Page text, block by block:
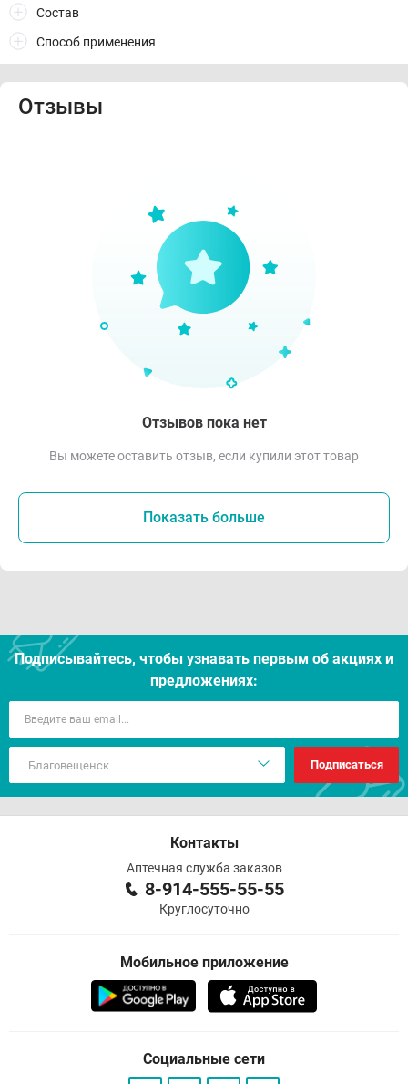
Состав
Способ применения
Отзывы
Отзывов пока нет
Вы можете оставить отзыв, если купили этот товар
Показать больше
Подписывайтесь, чтобы узнавать первым об акцияx и
предложениях:
Подписаться
Контакты
Аптечная служба заказов
8-914-555-55-55
Круглосуточно
Мобильное приложение
Социальные сети